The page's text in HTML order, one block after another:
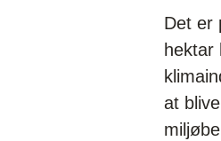
Det er
hektar
at